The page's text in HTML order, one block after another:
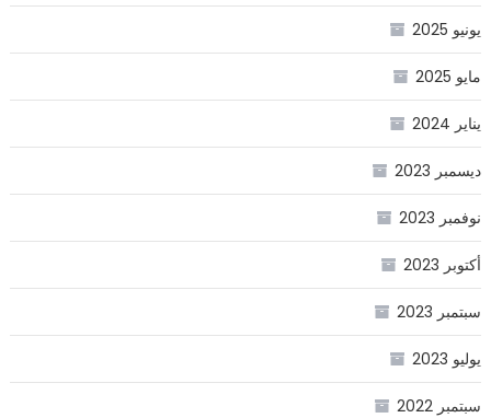
يونيو 2025
مايو 2025
يناير 2024
ديسمبر 2023
نوفمبر 2023
أكتوبر 2023
سبتمبر 2023
يوليو 2023
سبتمبر 2022